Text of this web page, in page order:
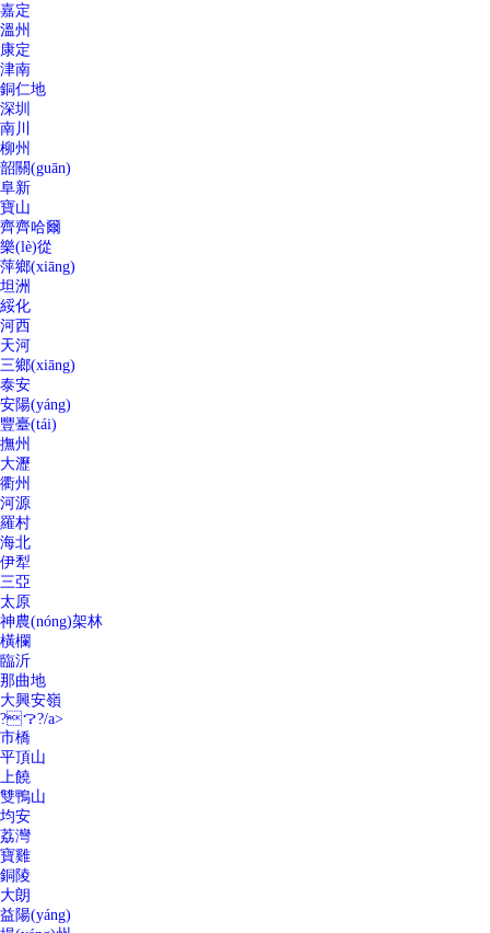
嘉定
溫州
康定
津南
銅仁地
深圳
南川
柳州
韶關(guān)
阜新
寶山
齊齊哈爾
樂(lè)從
萍鄉(xiāng)
坦洲
綏化
河西
天河
三鄉(xiāng)
泰安
安陽(yáng)
豐臺(tái)
撫州
大瀝
衢州
河源
羅村
海北
伊犁
三亞
太原
神農(nóng)架林
橫欄
臨沂
那曲地
大興安嶺
?？?/a>
市橋
平頂山
上饒
雙鴨山
均安
荔灣
寶雞
銅陵
大朗
益陽(yáng)